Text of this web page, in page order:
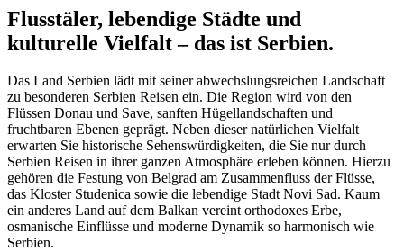
Flusstäler, lebendige Städte und
kulturelle Vielfalt – das ist Serbien.
Das Land Serbien lädt mit seiner abwechslungsreichen Landschaft
zu besonderen Serbien Reisen ein. Die Region wird von den
Flüssen Donau und Save, sanften Hügellandschaften und
fruchtbaren Ebenen geprägt. Neben dieser natürlichen Vielfalt
erwarten Sie historische Sehenswürdigkeiten, die Sie nur durch
Serbien Reisen in ihrer ganzen Atmosphäre erleben können. Hierzu
gehören die Festung von Belgrad am Zusammenfluss der Flüsse,
das Kloster Studenica sowie die lebendige Stadt Novi Sad. Kaum
ein anderes Land auf dem Balkan vereint orthodoxes Erbe,
osmanische Einflüsse und moderne Dynamik so harmonisch wie
Serbien.